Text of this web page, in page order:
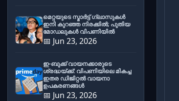
മെറ്റയുടെ സ്മാർട്ട് ഗ്ലാസുകൾ
ഇനി കുറഞ്ഞ നിരക്കിൽ; പുതിയ
മോഡലുകൾ വിപണിയിൽ
📅 Jun 23, 2026
ഇ-ബുക്ക് വായനക്കാരുടെ
ശ്രദ്ധയ്ക്ക്: വിപണിയിലെ മികച്ച
ഇതര ഡിജിറ്റൽ വായനാ
ഉപകരണങ്ങൾ
📅 Jun 23, 2026